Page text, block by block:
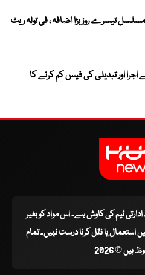
تیسرے روز بڑا اضافہ ، فی تولہ ریٹ
اور تبدیلی کی فیس کم کرنے کا
ادارتی ٹیم کی کاوش ہے۔ اس مواد کو بغیر
یا نقل کرنا درست نہیں۔ تمام
© 2026